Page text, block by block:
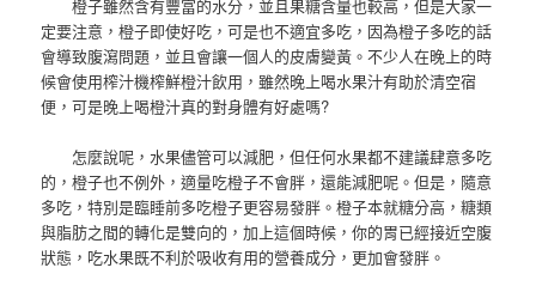
橙子雖然含有豐富的水分，並且果糖含量也較高，但是大家一
定要注意，橙子即使好吃，可是也不適宜多吃，因為橙子多吃的話
會導致腹瀉問題，並且會讓一個人的皮膚變黃。不少人在晚上的時
候會使用榨汁機榨鮮橙汁飲用，雖然晚上喝水果汁有助於清空宿
便，可是晚上喝橙汁真的對身體有好處嗎?
怎麼說呢，水果儘管可以減肥，但任何水果都不建議肆意多吃
的，橙子也不例外，適量吃橙子不會胖，還能減肥呢。但是，隨意
多吃，特別是臨睡前多吃橙子更容易發胖。橙子本就糖分高，糖類
與脂肪之間的轉化是雙向的，加上這個時候，你的胃已經接近空腹
狀態，吃水果既不利於吸收有用的營養成分，更加會發胖。